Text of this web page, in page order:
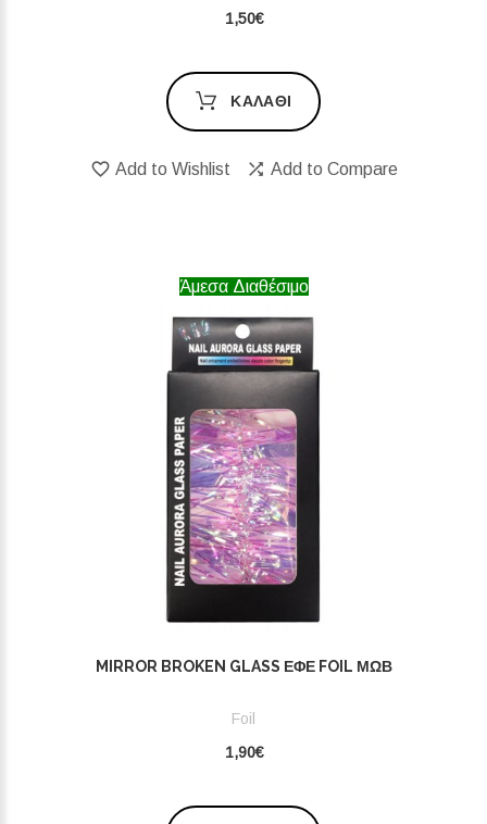
1,50€
ΚΑΛΆΘΙ
Add to Wishlist Add to Compare
Άμεσα Διαθέσιμο
MIRROR BROKEN GLASS ΕΦΈ FOIL ΜΩΒ
Foil
1,90€